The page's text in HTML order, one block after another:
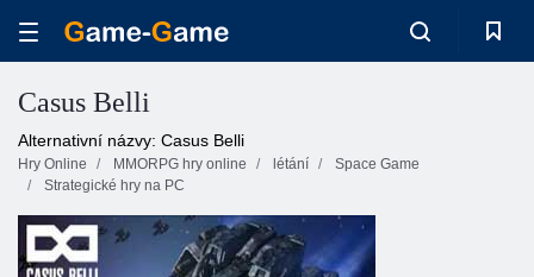
Casus Belli
Alternativní názvy: Casus Belli
Hry Online MMORPG hry online létání
Space Game
Strategické hry na PC